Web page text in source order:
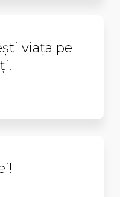
viaţa pe